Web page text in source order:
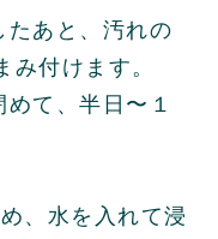
たあと、汚れの
付けます。
て、半日〜１
、水を入れて浸